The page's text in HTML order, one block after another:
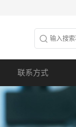
联系方式